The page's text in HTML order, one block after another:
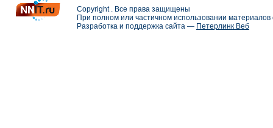
Copyright . Все права защищены
При полном или частичном использовании
Разработка и поддержка сайта — Петерлинк Веб